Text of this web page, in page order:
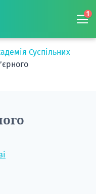
1
Суспільних